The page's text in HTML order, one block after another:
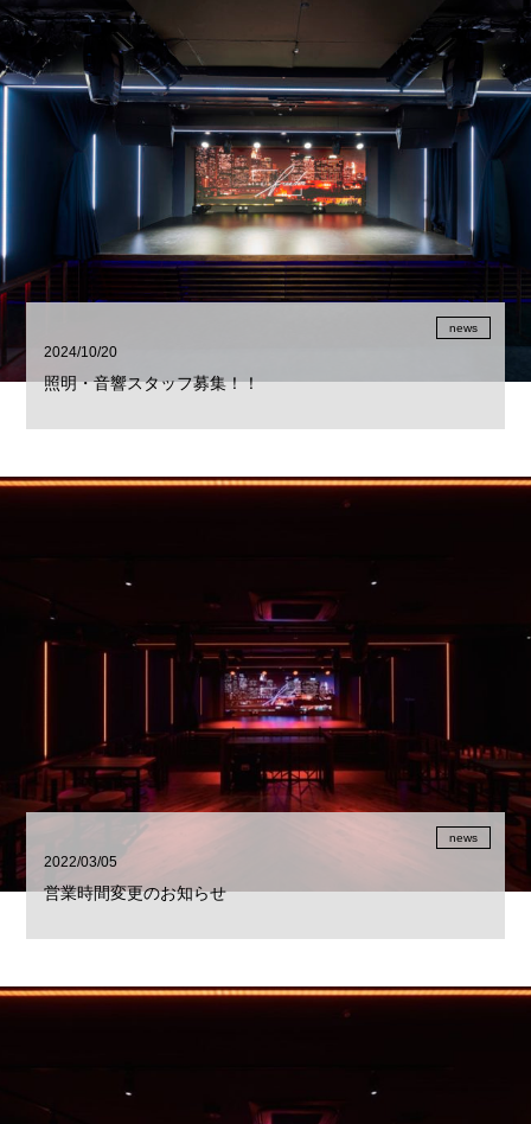
news
2024/10/20
照明・音響スタッフ募集！！
news
2022/03/05
営業時間変更のお知らせ